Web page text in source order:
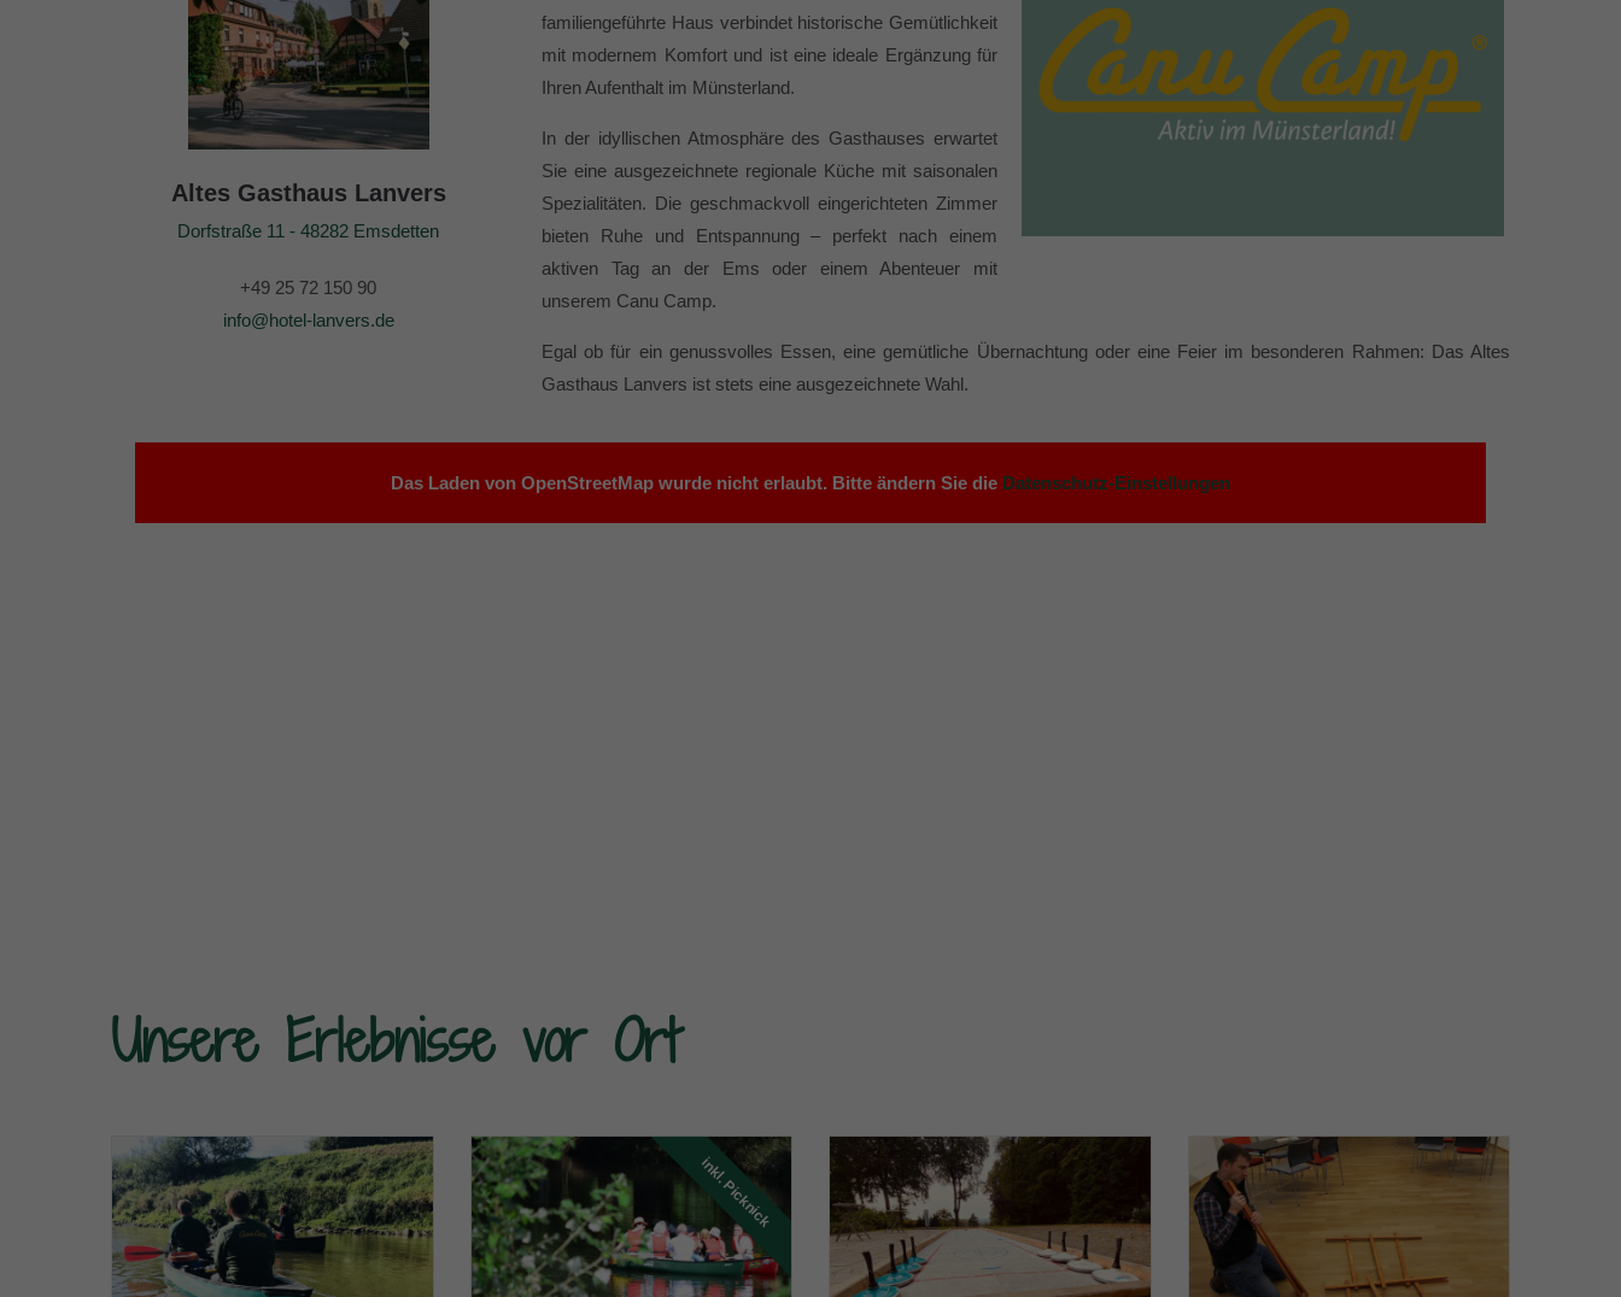
Altes Gasthaus Lanvers
Dorfstraße 11 - 48282 Emsdetten
+49 25 72 150 90
info@hotel-lanvers.de
familiengeführte Haus verbindet historische Gemütlichkeit
mit modernem Komfort und ist eine ideale Ergänzung für
Ihren Aufenthalt im Münsterland.
In der idyllischen Atmosphäre des Gasthauses erwartet
Sie eine ausgezeichnete regionale Küche mit saisonalen
Spezialitäten. Die geschmackvoll eingerichteten Zimmer
bieten Ruhe und Entspannung – perfekt nach einem
aktiven Tag an der Ems oder einem Abenteuer mit
unserem Canu Camp.
Egal ob für ein genussvolles Essen, eine gemütliche Übernachtung oder eine Feier im besonderen Rahmen: Das Altes
Gasthaus Lanvers ist stets eine ausgezeichnete Wahl.
Das Laden von OpenStreetMap wurde nicht erlaubt. Bitte ändern Sie die Datenschutz-Einstellungen
Unsere Erlebnisse vor Ort
inkl. Picknick